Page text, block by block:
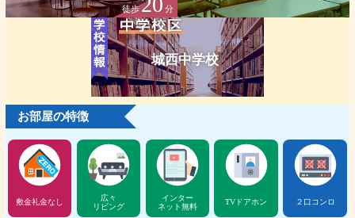
徒歩 分
城西中学校
お部屋の特徴
敷金礼金なし
広々
リビング
インター
ネット無料
TVドアホン ２口コンロ